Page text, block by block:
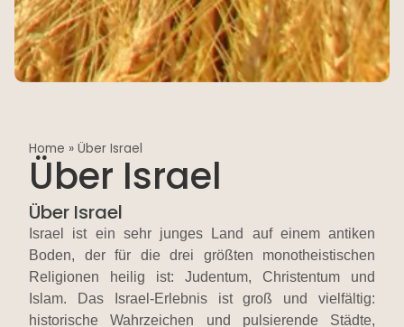
Home » Über Israel
Über Israel
Über Israel
Israel ist ein sehr junges Land auf einem antiken
Boden, der für die drei größten monotheistischen
Religionen heilig ist: Judentum, Christentum und
Islam. Das Israel-Erlebnis ist groß und vielfältig:
historische Wahrzeichen und pulsierende Städte,